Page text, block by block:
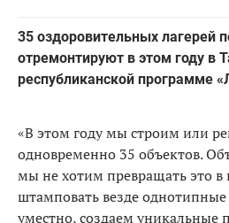
35 оздоровительных лагерей
отремонтируют в этом году в
республиканской программе
«В этом году мы строим или
одновременно 35 объектов.
мы не хотим превращать это в
штамповать везде однотипные
уместно, создаем уникальные